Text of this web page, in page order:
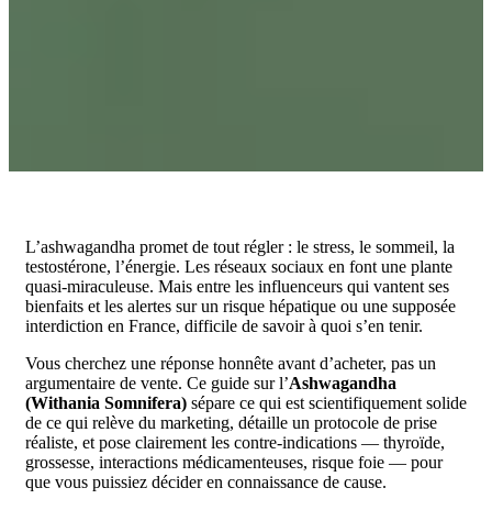
L’ashwagandha promet de tout régler : le stress, le sommeil, la
testostérone, l’énergie. Les réseaux sociaux en font une plante
quasi-miraculeuse. Mais entre les influenceurs qui vantent ses
bienfaits et les alertes sur un risque hépatique ou une supposée
interdiction en France, difficile de savoir à quoi s’en tenir.
Vous cherchez une réponse honnête avant d’acheter, pas un
argumentaire de vente. Ce guide sur l’Ashwagandha
(Withania Somnifera) sépare ce qui est scientifiquement solide
de ce qui relève du marketing, détaille un protocole de prise
réaliste, et pose clairement les contre-indications — thyroïde,
grossesse, interactions médicamenteuses, risque foie — pour
que vous puissiez décider en connaissance de cause.